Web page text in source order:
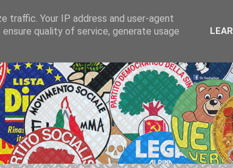
traffic. Your IP address and user-agent
quality of service, generate usage